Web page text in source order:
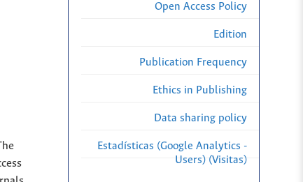
Open Access Policy
Edition
Publication Frequency
Ethics in Publishing
Data sharing policy
Estadísticas (Google Analytics -
Users) (Visitas)